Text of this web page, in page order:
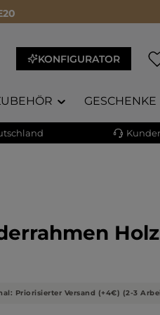
KONFIGURATOR
GESCHENKE
von 5 von 5 Sternen
Priorisierter Versand (+4€) (2-3